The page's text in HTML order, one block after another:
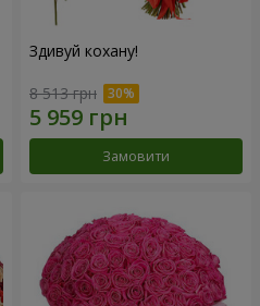
Здивуй кохану!
8 513 грн
Замовити